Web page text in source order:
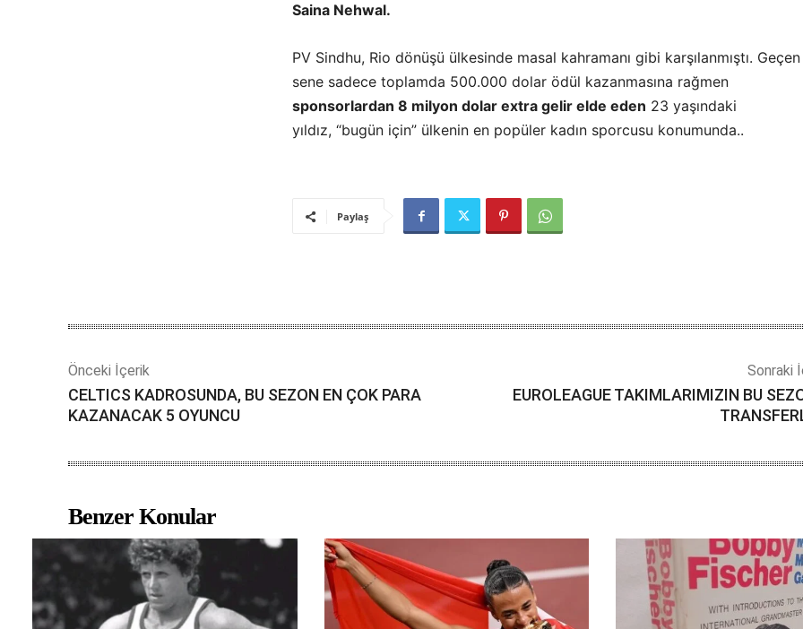
Saina Nehwal.
PV Sindhu, Rio dönüşü ülkesinde masal kahramanı gibi karşılanmıştı. Geçen
sene sadece toplamda 500.000 dolar ödül kazanmasına rağmen
sponsorlardan 8 milyon dolar extra gelir elde eden 23 yaşındaki
yıldız, “bugün için” ülkenin en popüler kadın sporcusu konumunda..
Paylaş
Önceki İçerik
CELTICS KADROSUNDA, BU SEZON EN ÇOK PARA
KAZANACAK 5 OYUNCU
Sonraki
EUROLEAGUE TAKIMLARIMIZIN BU
Benzer Konular